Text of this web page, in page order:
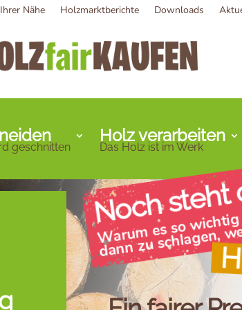
Nähe Holzmarktberichte Downloads
geschnitten
Holz verarbeiten
Das Holz ist im Werk
Noch
Warum es so
dann zu schlagen,